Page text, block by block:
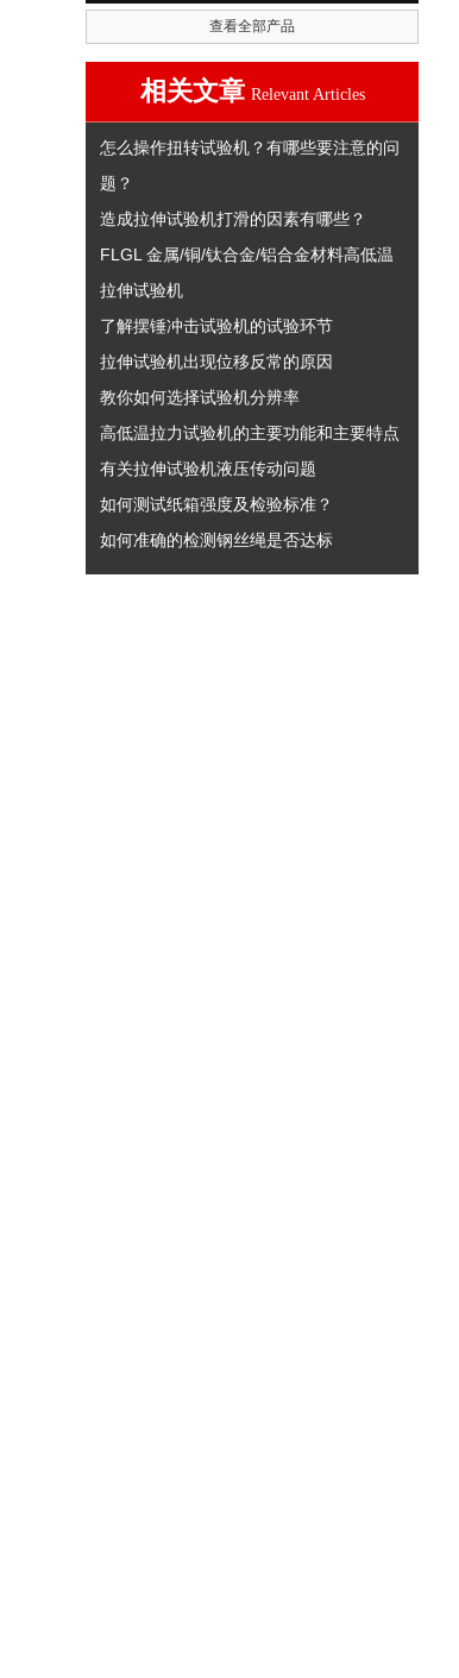
查看全部产品
相关文章 Relevant Articles
怎么操作扭转试验机？有哪些要注意的问
题？
造成拉伸试验机打滑的因素有哪些？
FLGL 金属/铜/钛合金/铝合金材料高低温
拉伸试验机
了解摆锤冲击试验机的试验环节
拉伸试验机出现位移反常的原因
教你如何选择试验机分辨率
高低温拉力试验机的主要功能和主要特点
有关拉伸试验机液压传动问题
如何测试纸箱强度及检验标准？
如何准确的检测钢丝绳是否达标